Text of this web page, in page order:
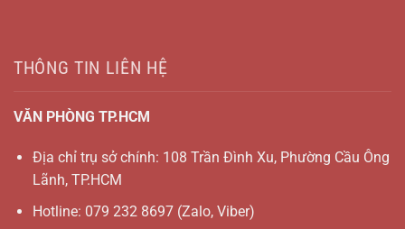
THÔNG TIN LIÊN HỆ
VĂN PHÒNG TP.HCM
Địa chỉ trụ sở chính: 108 Trần Đình Xu, Phường Cầu Ông
Lãnh, TP.HCM
Hotline: 079 232 8697(Zalo, Viber)